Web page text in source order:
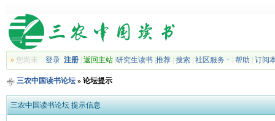
»您尚未 登录 注册| 返回主站| 研究生读书| 推荐| 搜索| 社区服务 帮助 订阅
三农中国读书论坛» 论坛提示
三农中国读书论坛 提示信息